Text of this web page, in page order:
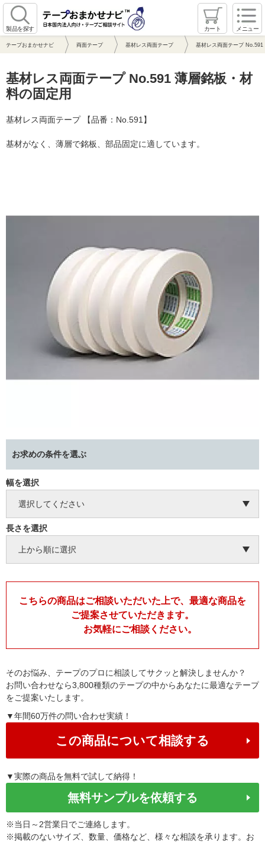
製品を探す カート メニュー
テープおまかせナビ 両面テープ 基材レス両面テープ 基材レス両面テープ
基材レス両面テープ No.591 薄層銘板・材
料の固定用
基材レス両面テープ 【品番：No.591】
基材がなく、薄層で銘板、部品固定に適しています。
お求めの条件を選ぶ
幅を選択
長さを選択
こちらの商品はご相談いただいた上で、最適な商品を
ご提案させていただきます。
お気軽にご相談ください。
そのお悩み、テープのプロに相談してサクッと解決しませんか？
お問い合わせなら3,800種類のテープの中からあなたに最適なテープ
をご提案いたします。
▼年間60万件の問い合わせ実績！
この商品について相談する
▼実際の商品を無料で試して納得！
無料サンプルを依頼する
※当日～2営業日でご連絡します。
※掲載のないサイズ、数量、価格など、様々な相談を承ります。お